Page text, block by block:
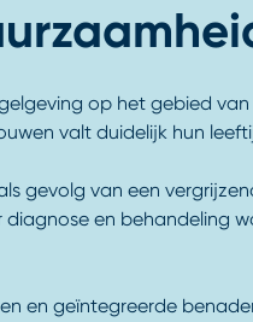
op het gebied
valt duidelijk hun
gevolg van een
en behandeling
en geïntegreerde